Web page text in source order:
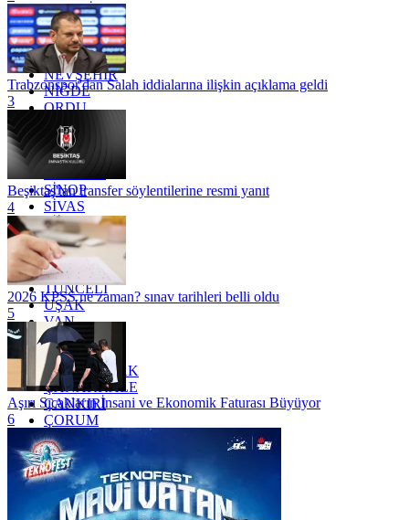
MARDİN
MERSİN
MUĞLA
MUŞ
NEVŞEHİR
NİĞDE
ORDU
OSMANİYE
RİZE
SAKARYA
SİNOP
SİVAS
SİİRT
TEKİRDAĞ
TOKAT
TRABZON
TUNCELİ
UŞAK
VAN
YALOVA
YOZGAT
ZONGULDAK
ÇANAKKALE
ÇANKIRI
ÇORUM
İSTANBUL
İZMİR
ŞANLIURFA
ŞIRNAK
Trabzonspor'dan Salah iddialarına ilişkin açıklama geldi
3
Beşiktaş'tan transfer söylentilerine resmi yanıt
4
2026 KPSS ne zaman? sınav tarihleri belli oldu
5
Aşırı Sıcakların İnsani ve Ekonomik Faturası Büyüyor
6